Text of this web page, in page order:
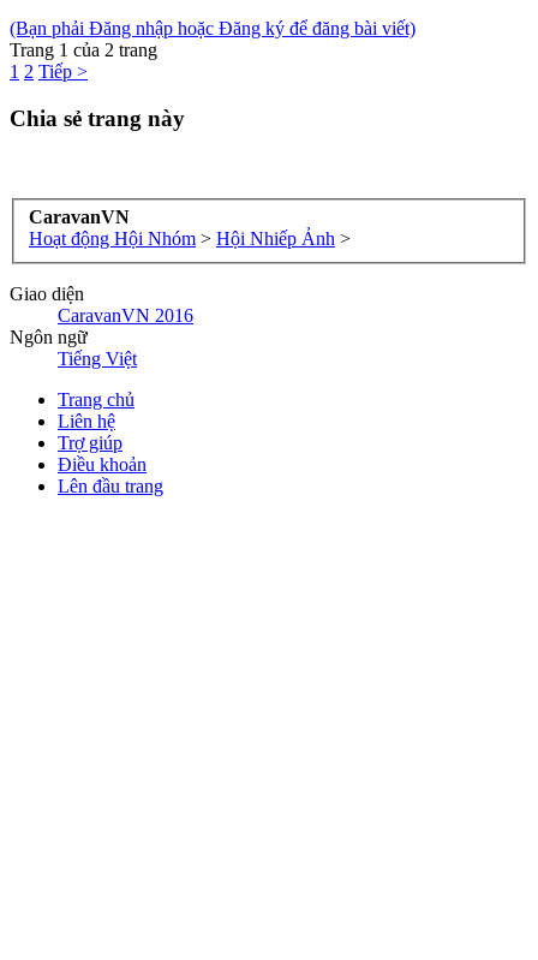
(Bạn phải Đăng nhập hoặc Đăng ký để đăng bài viết)
Trang 1 của 2 trang
1 2 Tiếp >
Chia sẻ trang này
CaravanVN
Hoạt động Hội Nhóm > Hội Nhiếp Ảnh >
Giao diện
CaravanVN 2016
Ngôn ngữ
Tiếng Việt
Trang chủ
Liên hệ
Trợ giúp
Điều khoản
Lên đầu trang